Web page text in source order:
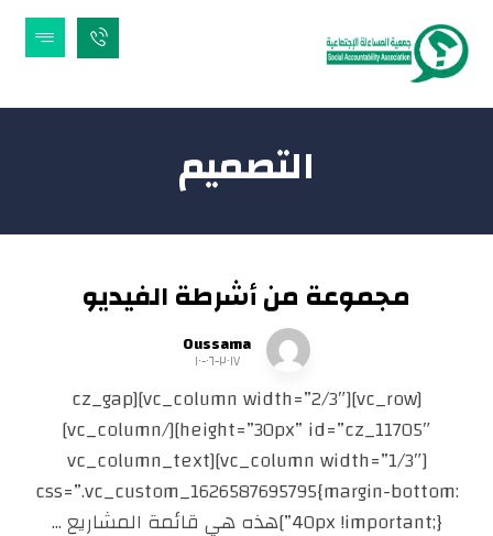
التصميم
مجموعة من أشرطة الفيديو
Oussama
٢٠١٧-٠٦-١٠
[vc_row][vc_column width=”2/3″][cz_gap
height=”30px” id=”cz_11705″][/vc_column]
[vc_column width=”1/3″][vc_column_text
css=”.vc_custom_1626587695795{margin-bottom:
40px !important;}”]هذه هي قائمة المشاريع ...